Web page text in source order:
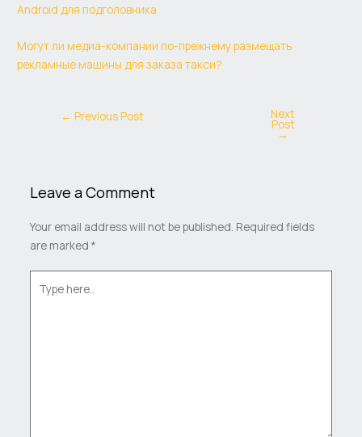
Android для подголовника
Могут ли медиа-компании по-прежнему размещать
рекламные машины для заказа такси?
← Previous Post Next
Post
→
Leave a Comment
Your email address will not be published. Required fields
are marked *
here..